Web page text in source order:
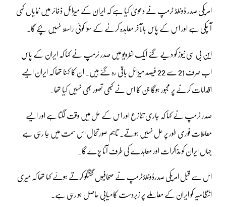
امریکی صدر ڈونلڈ ٹرمپ نے دعویٰ کیا ہے کہ ایران کے میزائل ذخائر میں نمایاں کمی
آ چکی ہے اور اس کے پاس بالآخر معاہدہ کرنے کے سوا کوئی راستہ نہیں بچے گا۔
این بی سی نیوز کو دیے گئے ایک انٹرویو میں صدر ٹرمپ نے کہا کہ ایران کے پاس
اب صرف 21 سے 22 فیصد میزائل باقی رہ گئے ہیں۔ ان کا کہنا تھا کہ ایران ایسے
اقدامات کرنے پر مجبور ہوگا جن کا اس نے کبھی تصور بھی نہیں کیا تھا۔
صدر ٹرمپ نے کہا کہ جاری تنازع اور اس کے حل میں وقت لگتا ہے اور ایسے
معاملات فوری طور پر حل نہیں ہوتے۔ تاہم صورتحال اس سمت میں جا رہی ہے
جہاں ایران کو مذاکرات اور معاہدے کی طرف آنا پڑے گا۔
اس سے قبل امریکی صدرڈونلڈٹرمپ نے صحافیوں گفتگو کرتے ہوئے کہا تھا کہ میری
انتظامیہ کو ایران کے معاملے پر زبردست کامیابی حاصل ہو رہی ہے۔